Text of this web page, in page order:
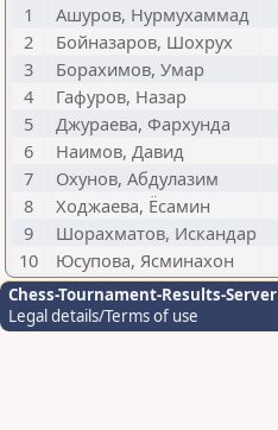
1
Ашуров, Нурмухаммад
2
Бойназаров, Шохрух
3
Борахимов, Умар
4
Гафуров, Назар
5
Джураева, Фархунда
6
Наимов, Давид
7
Охунов, Абдулазим
8
Ходжаева, Ёсамин
9
Шорахматов, Искандар
10
Юсупова, Ясминахон
Chess-Tournament-Results-Server
Legal details/Terms of use